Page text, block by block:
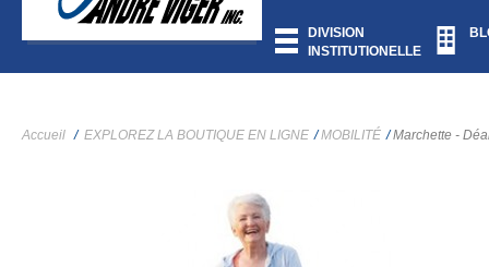
DIVISION
INSTITUTIONELLE
Accueil / EXPLOREZ LA BOUTIQUE EN LIGNE / MOBILITÉ / Marchette -